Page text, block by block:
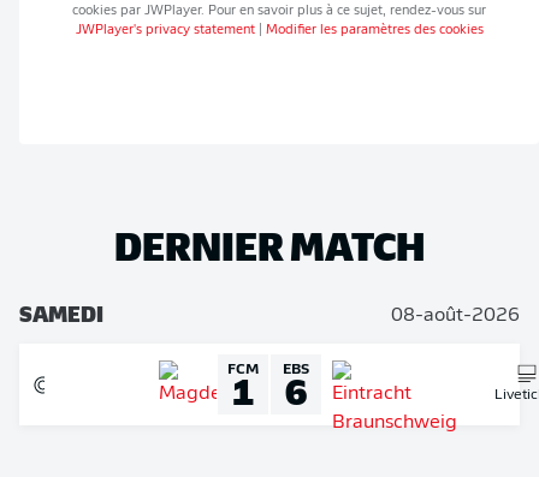
cookies par JWPlayer. Pour en savoir plus à ce sujet, rendez-vous sur
JWPlayer's privacy statement| Modifier les paramètres des cookies
DERNIER MATCH
SAMEDI 08-août-2026
FCM
1 EBS
6